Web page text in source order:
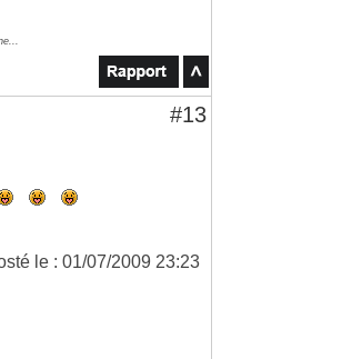
#13
le : 01/07/2009 23:23